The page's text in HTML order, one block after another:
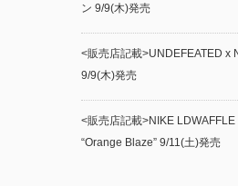
ン 9/9(木)発売
<販売店記載>UNDEFEATED x
9/9(木)発売
<販売店記載>NIKE
“Orange Blaze” 9/11(土)発売